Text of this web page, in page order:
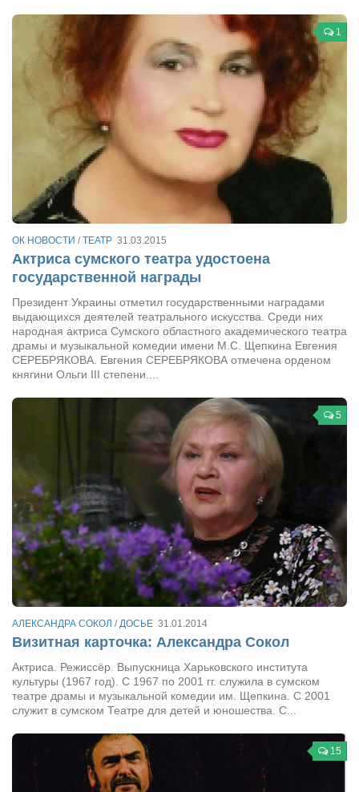
Елена Мельник
Вера Паненко
Семён Салатенко
Сергей Шепилов
Актёры
Валентин Бурый
Артём Мяус
Александра Сокол
Барды
Игорь Добровольский
Ольга Козаченко
Оксана Скоробагатская
Александра Скорук
Ольга Чикина
Врач психиатр–нарколог Анплеев А.Б.
Косметологическое отделение КП Сумская
городская клиническая больница №4
Оптика — Медтехника
Тенториум -центр независимых дистрибьюторов
Кафе, клубы, рестораны
«Винегрет» — демократичный ресторан
«ЧАЙ — КАВА» магазин — кафе
Магазины
«CYCLE GARAGE» — магазин велосипедов
«Книголюб» — супермаркет
Багетный двор
1
ОК НОВОСТИ /ТЕАТР 31.03.2015
Актриса сумского театра удостоена
государственной награды
Президент Украины отметил государственными наградами
выдающихся деятелей театрального искусства. Среди них
народная актриса Сумского областного академического театра
драмы и музыкальной комедии имени М.С. Щепкина Евгения
СЕРЕБРЯКОВА. Евгения СЕРЕБРЯКОВА отмечена орденом
княгини Ольги III степени....
5
АЛЕКСАНДРА СОКОЛ /ДОСЬЕ 31.01.2014
Визитная карточка: Александра Сокол
Актриса. Режиссёр. Выпускница Харьковского института
культуры (1967 год). С 1967 по 2001 гг. служила в сумском
театре драмы и музыкальной комедии им. Щепкина. С 2001
служит в сумском Театре для детей и юношества. С...
15